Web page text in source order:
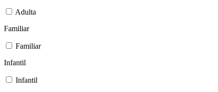
Adulta
Familiar
Familiar
Infantil
Infantil